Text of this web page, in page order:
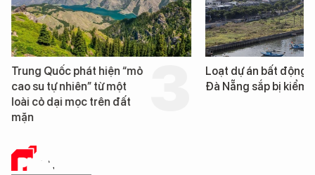
Trung Quốc phát hiện “mỏ
cao su tự nhiên” từ một
loài cỏ dại mọc trên đất
mặn
Loạt dự án bất động
Đà Nẵng sắp bị kiểm
PHÂN TÍCH